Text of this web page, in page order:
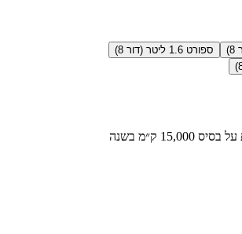
ספורט 1.6 ליטר (דור 8)
ק״מ בשנה